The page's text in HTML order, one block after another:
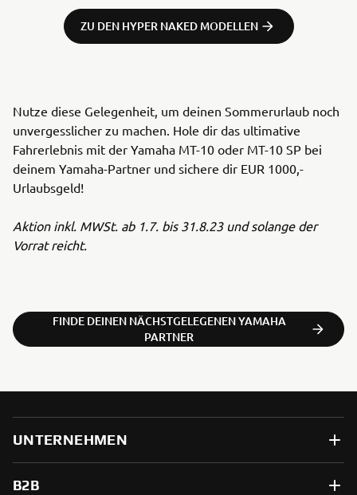
ZU DEN HYPER NAKED MODELLEN
Nutze diese Gelegenheit, um deinen Sommerurlaub noch
unvergesslicher zu machen. Hole dir das ultimative
Fahrerlebnis mit der Yamaha MT-10 oder MT-10 SP bei
deinem Yamaha-Partner und sichere dir EUR 1000,-
Urlaubsgeld!
Aktion inkl. MWSt. ab 1.7. bis 31.8.23 und solange der
Vorrat reicht.
FINDE DEINEN NÄCHSTGELEGENEN YAMAHA
PARTNER
UNTERNEHMEN
B2B